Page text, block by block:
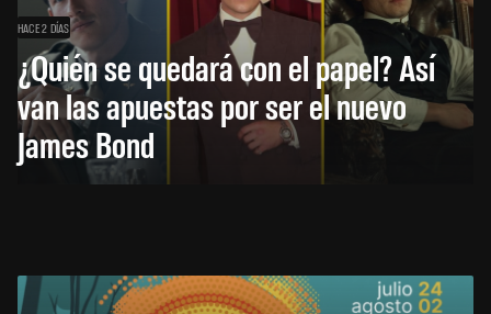
HACE 2 DÍAS
¿Quién se quedará con el papel? Así
van las apuestas por ser el nuevo
James Bond